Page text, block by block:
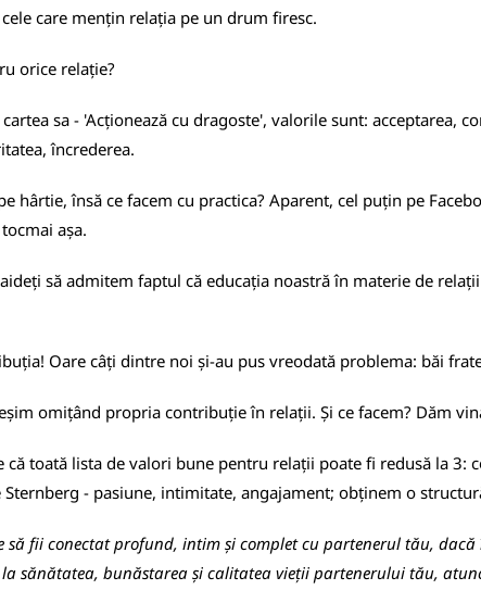
care mențin relația pe un drum firesc.
orice relație?
sa - 'Acționează cu dragoste', valorile sunt: acceptarea,
încrederea.
hârtie, însă ce facem cu practica? Aparent, cel puțin pe
așa.
să admitem faptul că educația noastră în materie de
Oare câți dintre noi și-au pus vreodată problema: băi
omițând propria contribuție în relații. Și ce facem? Dăm
că toată lista de valori bune pentru relații poate fi redusă la
- pasiune, intimitate, angajament; obținem o
fii conectat profund, intim și complet cu partenerul tău,
sănătatea, bunăstarea și calitatea vieții partenerului tău,